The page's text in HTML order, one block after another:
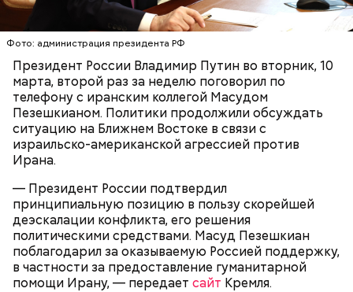
Фото: администрация президента РФ
Президент России Владимир Путин во вторник, 10
марта, второй раз за неделю поговорил по
телефону с иранским коллегой Масудом
Пезешкианом. Политики продолжили обсуждать
ситуацию на Ближнем Востоке в связи с
израильско-американской агрессией против
Ирана.
— Президент России подтвердил
принципиальную позицию в пользу скорейшей
деэскалации конфликта, его решения
политическими средствами. Масуд Пезешкиан
поблагодарил за оказываемую Россией поддержку,
в частности за предоставление гуманитарной
помощи Ирану, — передает сайт Кремля.